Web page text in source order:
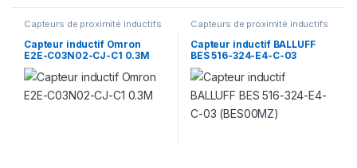
Capteurs de proximité inductifs
Capteur inductif Omron
E2E-C03N02-CJ-C1 0.3M
Capteurs de proximité inductifs
Capteur inductif BALLUFF
BES 516-324-E4-C-03
(BES00MZ)